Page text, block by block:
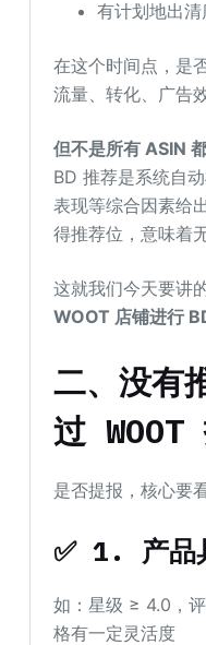
有计划地出清
在这个时间点，是
流量、转化、广告
但不是所有 ASIN
BD 推荐是系统自
表现等综合因素给
得推荐位，意味着
这就我们今天要讲
WOOT 店铺进行
二、没有
过
是否提报，核心要
✅ 1. 产品
如：星级 ≥ 4.0，
格有一定灵活度